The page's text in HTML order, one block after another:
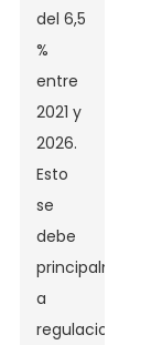
del 6,5
%
entre
2021 y
2026.
Esto
se
debe
principalmente
a
regulaciones